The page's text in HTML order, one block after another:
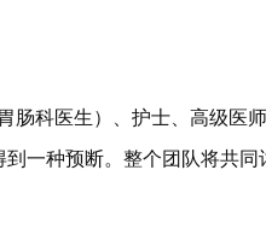
科医生）、护士、高级医
一种预断。整个团队将共